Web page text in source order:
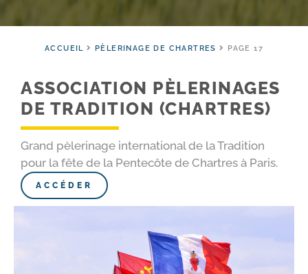
ACCUEIL PÈLERINAGE DE CHARTRES PAGE 17
ASSOCIATION PÈLERINAGES
DE TRADITION (CHARTRES)
Grand pèlerinage international de la Tradition
pour la fête de la Pentecôte de Chartres à Paris.
ACCÉDER